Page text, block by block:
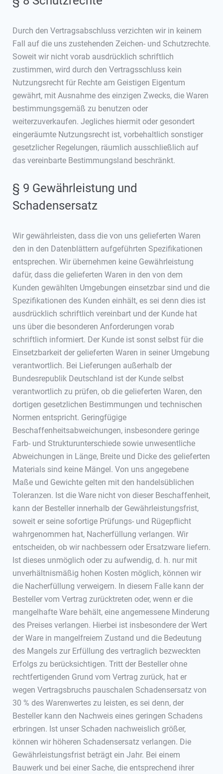
Durch den Vertragsabschluss verzichten wir in keinem
Fall auf die uns zustehenden Zeichen- und Schutzrechte.
Soweit wir nicht vorab ausdrücklich schriftlich
zustimmen, wird durch den Vertragsschluss kein
Nutzungsrecht für Rechte am Geistigen Eigentum
gewährt, mit Ausnahme des einzigen Zwecks, die Waren
bestimmungsgemäß zu benutzen oder
weiterzuverkaufen. Jegliches hiermit oder gesondert
eingeräumte Nutzungsrecht ist, vorbehaltlich sonstiger
gesetzlicher Regelungen, räumlich ausschließlich auf
das vereinbarte Bestimmungsland beschränkt.
§ 9 Gewährleistung und
Schadensersatz
Wir gewährleisten, dass die von uns gelieferten Waren
den in den Datenblättern aufgeführten Spezifikationen
entsprechen. Wir übernehmen keine Gewährleistung
dafür, dass die gelieferten Waren in den von dem
Kunden gewählten Umgebungen einsetzbar sind und die
Spezifikationen des Kunden einhält, es sei denn dies ist
ausdrücklich schriftlich vereinbart und der Kunde hat
uns über die besonderen Anforderungen vorab
schriftlich informiert. Der Kunde ist sonst selbst für die
Einsetzbarkeit der gelieferten Waren in seiner Umgebung
verantwortlich. Bei Lieferungen außerhalb der
Bundesrepublik Deutschland ist der Kunde selbst
verantwortlich zu prüfen, ob die gelieferten Waren, den
dortigen gesetzlichen Bestimmungen und technischen
Normen entspricht. Geringfügige
Beschaffenheitsabweichungen, insbesondere geringe
Farb- und Strukturunterschiede sowie unwesentliche
Abweichungen in Länge, Breite und Dicke des gelieferten
Materials sind keine Mängel. Von uns angegebene
Maße und Gewichte gelten mit den handelsüblichen
Toleranzen. Ist die Ware nicht von dieser Beschaffenheit,
kann der Besteller innerhalb der Gewährleistungsfrist,
soweit er seine sofortige Prüfungs- und Rügepflicht
wahrgenommen hat, Nacherfüllung verlangen. Wir
entscheiden, ob wir nachbessern oder Ersatzware liefern.
Ist dieses unmöglich oder zu aufwendig, d. h. nur mit
unverhältnismäßig hohen Kosten möglich, können wir
die Nacherfüllung verweigern. In diesem Falle kann der
Besteller vom Vertrag zurücktreten oder, wenn er die
mangelhafte Ware behält, eine angemessene Minderung
des Preises verlangen. Hierbei ist insbesondere der Wert
der Ware in mangelfreiem Zustand und die Bedeutung
des Mangels zur Erfüllung des vertraglich bezweckten
Erfolgs zu berücksichtigen. Tritt der Besteller ohne
rechtfertigenden Grund vom Vertrag zurück, hat er
wegen Vertragsbruchs pauschalen Schadensersatz von
30 % des Warenwertes zu leisten, es sei denn, der
Besteller kann den Nachweis eines geringen Schadens
erbringen. Ist unser Schaden nachweislich größer,
können wir höheren Schadensersatz verlangen. Die
Gewährleistungsfrist beträgt ein Jahr. Bei einem
Bauwerk und bei einer Sache, die entsprechend ihrer